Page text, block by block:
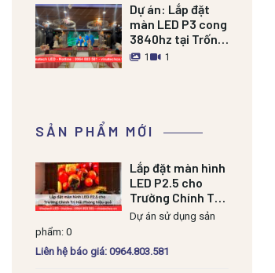
Dự án: Lắp đặt
màn LED P3 cong
3840hz tại Trống
đồng Palace Nam
1 1
SẢN PHẨM MỚI
Lắp đặt màn hình
LED P2.5 cho
Trường Chính Trị
Hải Phòng hiệu
quả
Dự án sử dụng sản
phẩm: 0
Liên hệ báo giá: 0964.803.581